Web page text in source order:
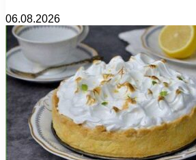
06.08.2026